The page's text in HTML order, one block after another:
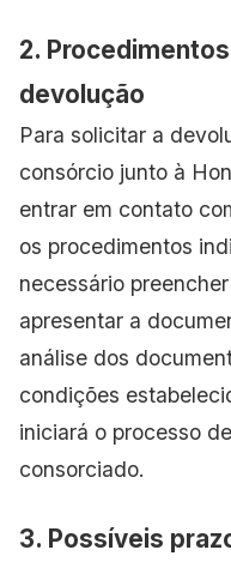
2.
devolução
Para solicitar a
consórcio junto à
entrar em contato
os procedimentos
necessário
apresentar a
análise dos
condições
iniciará o processo
consorciado.
3. Possíveis